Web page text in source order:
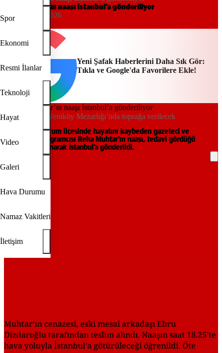
Spor
Ekonomi
Resmi İlanlar
Teknoloji
Hayat
Video
Galeri
Hava Durumu
Namaz Vakitleri
İletişim
Reha Muhtar’ın naaşı İstanbul’a gönderiliyor
16:56, 03/06/2026
IHA
Yeni Şafak Haberlerini Daha Sık Gör:
Tıkla ve Google'da Favorilere Ekle!
Reha Muhtar, Yeniköy Mezarlığı’nda toprağa verilecek
Muğla’nın Bodrum ilçesinde hayatını kaybeden gazeteci ve
televizyon programcısı Reha Muhtar’ın naaşı, tedavi gördüğü
hastaneden alınarak İstanbul’a gönderildi.
Muhtar’ın cenazesi, eski mesai arkadaşı Ebru
Dizdaroğlu tarafından teslim alındı. Naaşın saat 18.25’te
hava yoluyla İstanbul’a götürüleceği öğrenildi. Öte